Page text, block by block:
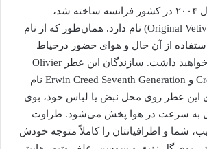
ویژه‌ی کرید که در سال ۲۰۰۴ در کشور فرانسه ساخته شد،
«اوریجینال وتیور» (Original Vetiver) نام دارد. همان‌طور که از نام
از آن حال و هوای حضور درحیاط
قصرهای سلطنتی را خواهید داشت. سازندگان این عطر Olivier
Creed Sixth Generation و Erwin Creed Seventh Generation نام
این عطر روی محل نبض یا لباس خود، بوی
به سرعت در هوا پخش می‌شود. طراوت
شما و اطرافیانتان را کاملاً متوجه خودش